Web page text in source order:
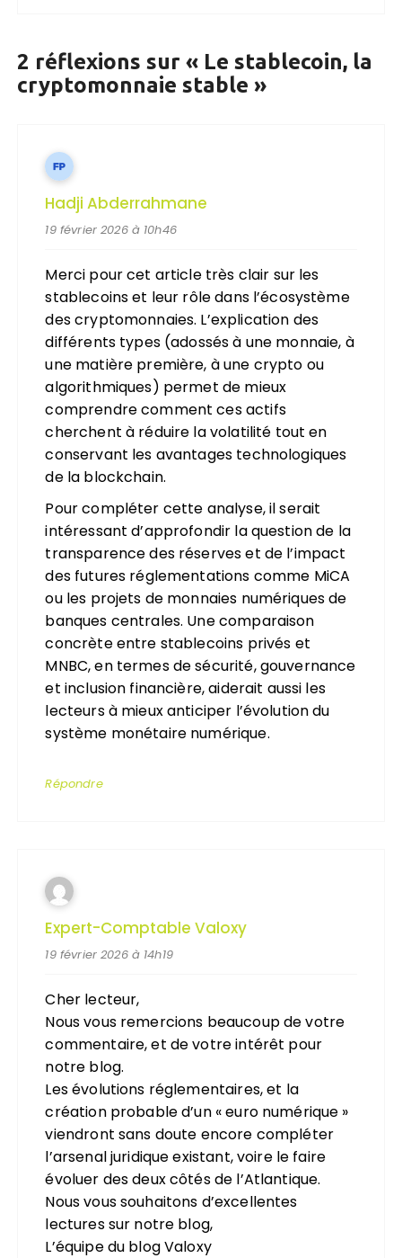
2 réflexions sur « Le stablecoin, la
cryptomonnaie stable »
Hadji Abderrahmane
19 février 2026 à 10h46
Merci pour cet article très clair sur les
stablecoins et leur rôle dans l’écosystème
des cryptomonnaies. L’explication des
différents types (adossés à une monnaie, à
une matière première, à une crypto ou
algorithmiques) permet de mieux
comprendre comment ces actifs
cherchent à réduire la volatilité tout en
conservant les avantages technologiques
de la blockchain.
Pour compléter cette analyse, il serait
intéressant d’approfondir la question de la
transparence des réserves et de l’impact
des futures réglementations comme MiCA
ou les projets de monnaies numériques de
banques centrales. Une comparaison
concrète entre stablecoins privés et
MNBC, en termes de sécurité, gouvernance
et inclusion financière, aiderait aussi les
lecteurs à mieux anticiper l’évolution du
système monétaire numérique.
Répondre
Expert-Comptable Valoxy
19 février 2026 à 14h19
Cher lecteur,
Nous vous remercions beaucoup de votre
commentaire, et de votre intérêt pour
notre blog.
Les évolutions réglementaires, et la
création probable d’un « euro numérique »
viendront sans doute encore compléter
l’arsenal juridique existant, voire le faire
évoluer des deux côtés de l’Atlantique.
Nous vous souhaitons d’excellentes
lectures sur notre blog,
L’équipe du blog Valoxy